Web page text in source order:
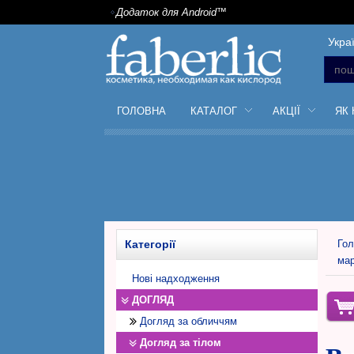
Додаток для Android™
ГОЛОВНА КАТАЛОГ АКЦІЇ ЯК
Категорії
Нові надходження
ДОГЛЯД
Догляд за обличчям
Денний крем
Догляд за тілом